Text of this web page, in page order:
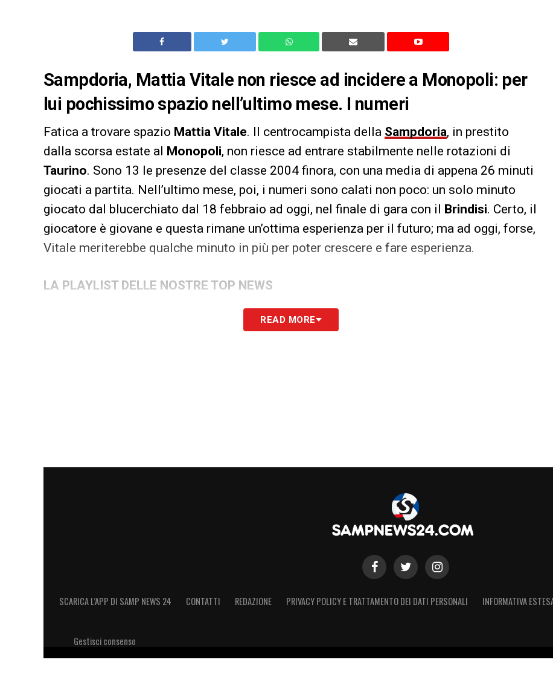
Sampdoria, Mattia Vitale non riesce ad incidere a Monopoli: per
lui pochissimo spazio nell’ultimo mese. I numeri
Fatica a trovare spazio Mattia Vitale. Il centrocampista della Sampdoria, in prestito
dalla scorsa estate al Monopoli, non riesce ad entrare stabilmente nelle rotazioni di
Taurino. Sono 13 le presenze del classe 2004 finora, con una media di appena 26 minuti
giocati a partita. Nell’ultimo mese, poi, i numeri sono calati non poco: un solo minuto
giocato dal blucerchiato dal 18 febbraio ad oggi, nel finale di gara con il Brindisi. Certo, il
giocatore è giovane e questa rimane un’ottima esperienza per il futuro; ma ad oggi, forse,
Vitale meriterebbe qualche minuto in più per poter crescere e fare esperienza.
LA PLAYLIST DELLE NOSTRE TOP NEWS
READ MORE
SCARICA L’APP DI SAMP NEWS 24 CONTATTI REDAZIONE PRIVACY POLICY E TRATTAMENTO DEI DATI PERSONALI INFORMATIVA
Gestisci consenso